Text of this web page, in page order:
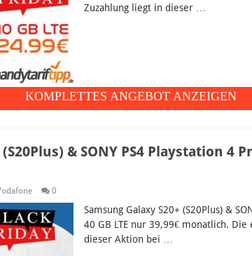
Zuzahlung liegt in dieser …
KOMPLETTES ANGEBOT ANZEIGEN
& SONY PS4 Playstation 4
0
Samsung Galaxy S20+ (S20Plus) &
40 GB LTE nur 39,99€ monatlich.
dieser Aktion bei …